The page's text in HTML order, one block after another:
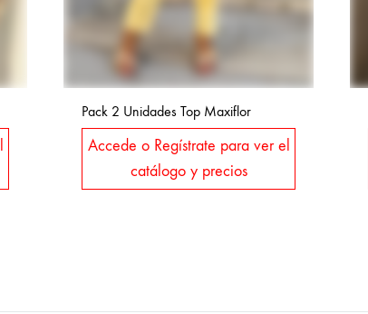
Pack 2 Unidades Top Maxiflor
Accede o Regístrate para ver el
catálogo y precios